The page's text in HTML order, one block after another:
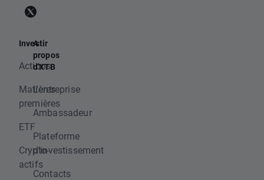
Investir
Actions
Matières
premières
ETF
Crypto-
actifs
A
propos
d'XTB
L'entreprise
Ambassadeur
Plateforme
d'investissement
Contacts